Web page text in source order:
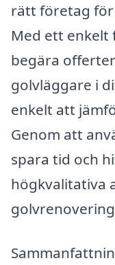
rätt företag för
Med ett enkelt
begära
golvläggare i
enkelt att
Genom att
spara tid och
högkvalitativa